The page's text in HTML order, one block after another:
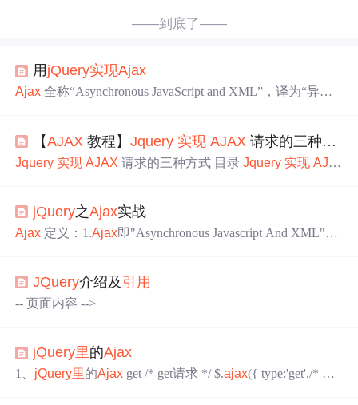
——到底了——
用 jQuery实现Ajax
Ajax 全称“Asynchronous JavaScript and XML”，译为“异步 J
cript、XML、JSON、DOM、CSS、HTML 以及最重要的
XMLHttpRequest 对象。通过Ajax可以异步从服务器请求
里 的异步是指，当程序执行到
【AJAX 教程】Jquery 实现 AJAX 请求的三种方式
Jquery 实现 AJAX 请求的三种方式 目录Jquery 实现 AJA
X
请求 简介JQuery脚本库
有很多，但主要的方法有 $.get(), $.post(), $.ajax()。其中 $.
jQuery之Ajax实战
Ajax 定义：1.Ajax即"Asynchronous Javascript And XML"，
网页的技术。 b.Ajax 是一种无须重新加载整个网页，能够
刷新部分网页的技术。 c.通过在后台与服务器进行少量数
JQuery介绍及 引用
-- 页面内容 -->
jQuery里的Ajax
1、 jQuery里的Ajax get /* get请求 */ $.ajax({ type:'get',/* 以